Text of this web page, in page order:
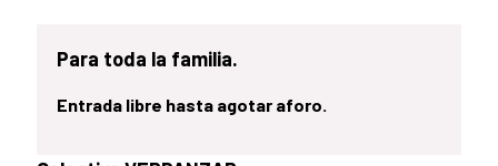
Para toda la familia.
Entrada libre hasta agotar aforo.